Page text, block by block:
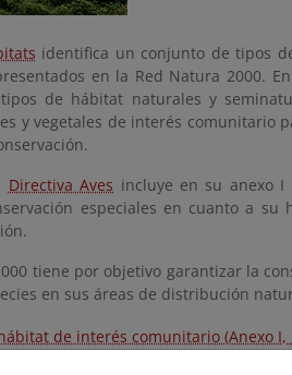
identifica un conjunto de tipos
en la Red Natura 2000.
de hábitat naturales y
y vegetales de interés comunitario
Directiva Aves incluye en su anexo
especiales en cuanto a
tiene por objetivo garantizar la
en sus áreas de distribución
de interés comunitario (Anexo I,